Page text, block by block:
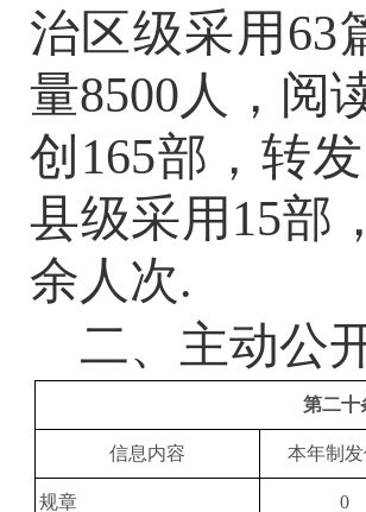
治区级采用63
量8500人，阅
创165部，转
县级采用15部
余人次.
二、 主动公
第二十
信息内容 本年制
规章 0